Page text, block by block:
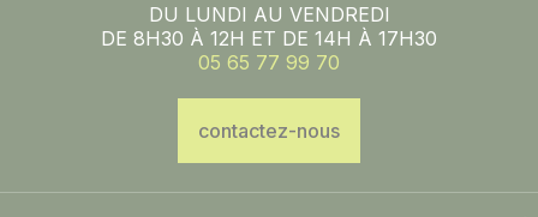
DU LUNDI AU VENDREDI
DE 8H30 À 12H ET DE 14H À 17H30
05 65 77 99 70
contactez-nous